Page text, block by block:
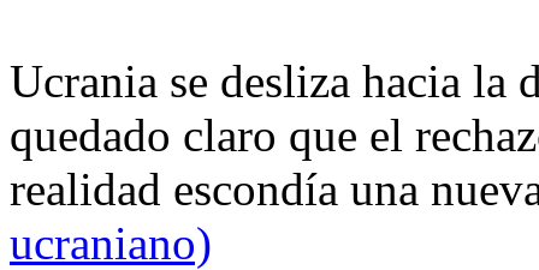
Ucrania se desliza hacia
quedado claro que el
realidad escondía una
ucraniano)